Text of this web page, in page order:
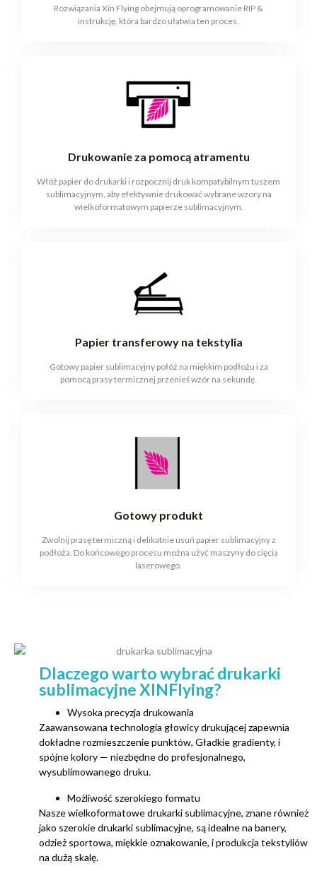
Rozwiązania Xin Flying obejmują oprogramowanie RIP &
instrukcję, która bardzo ułatwia ten proces.
Drukowanie za pomocą atramentu
Włóż papier do drukarki i rozpocznij druk kompatybilnym tuszem
sublimacyjnym, aby efektywnie drukować wybrane wzory na
wielkoformatowym papierze sublimacyjnym.
Papier transferowy na tekstylia
Gotowy papier sublimacyjny połóż na miękkim podłożu i za
pomocą prasy termicznej przenieś wzór na sekundę.
Gotowy produkt
Zwolnij prasę termiczną i delikatnie usuń papier sublimacyjny z
podłoża. Do końcowego procesu można użyć maszyny do cięcia
laserowego.
Dlaczego warto wybrać drukarki
sublimacyjne XINFlying?
Wysoka precyzja drukowania
Zaawansowana technologia głowicy drukującej zapewnia
dokładne rozmieszczenie punktów, Gładkie gradienty, i
spójne kolory — niezbędne do profesjonalnego,
wysublimowanego druku.
Możliwość szerokiego formatu
Nasze wielkoformatowe drukarki sublimacyjne, znane również
jako szerokie drukarki sublimacyjne, są idealne na banery,
odzież sportowa, miękkie oznakowanie, i produkcja tekstyliów
na dużą skalę.